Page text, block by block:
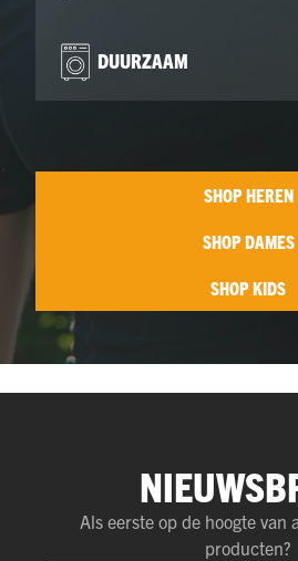
DUURZAAM
SHOP HEREN
SHOP DAMES
SHOP KIDS
Als eerste op de hoogte van
producten?